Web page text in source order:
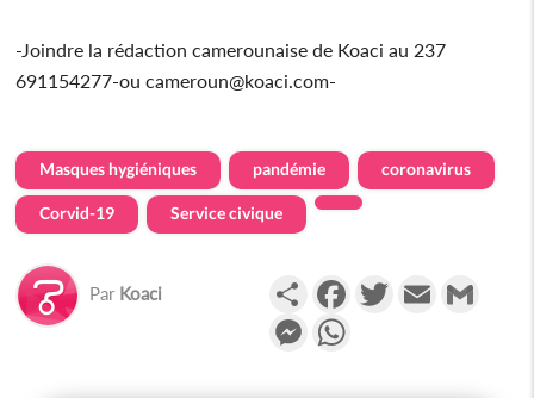
-Joindre la rédaction camerounaise de Koaci au 237
691154277-ou cameroun@koaci.com-
Masques hygiéniques pandémie coronavirus
Corvid-19 Service civique
Par Koaci PartagerFacebookTwitterEmail
Messenger